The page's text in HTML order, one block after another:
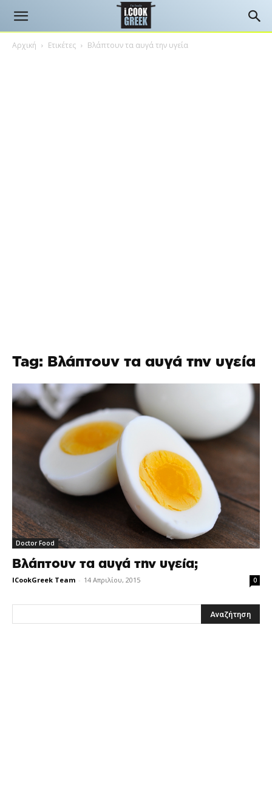
Αρχική Ετικέτες Βλάπτουν τα αυγά την υγεία
Tag: Βλάπτουν τα αυγά την υγεία
Doctor Food
Βλάπτουν τα αυγά την υγεία;
ICookGreek Team - 14 Απριλίου, 2015 0